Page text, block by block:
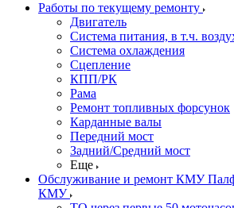
Работы по текущему ремонту
Двигатель
Система питания, в т.ч.
Система охлаждения
Сцепление
КПП/РК
Рама
Ремонт топливных форсунок
Карданные валы
Передний мост
Задний/Средний мост
Еще
Обслуживание и ремонт КМУ
КМУ